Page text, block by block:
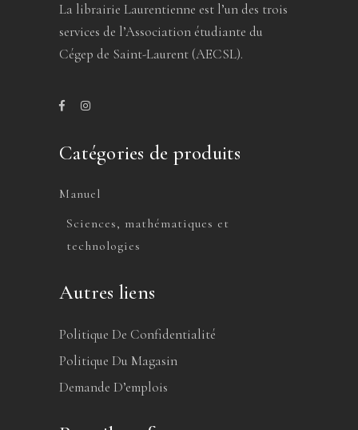
La librairie Laurentienne est l’un des trois
services de l’Association étudiante du
Cégep de Saint-Laurent (AECSL).
Catégories de produits
Manuel
Sciences, mathématiques et
technologies
Autres liens
Politique De Confidentialité
Politique Du Magasin
Demande D’emplois